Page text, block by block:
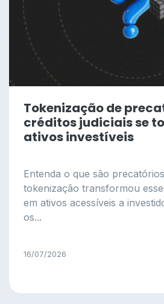
Tokenização de
créditos judiciais se
ativos investíveis
Entenda o que são
tokenização transformou
em ativos acessíveis a
os...
16/07/2026